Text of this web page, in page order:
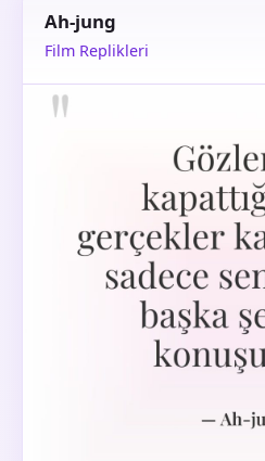
Ah-jung
Film Replikleri